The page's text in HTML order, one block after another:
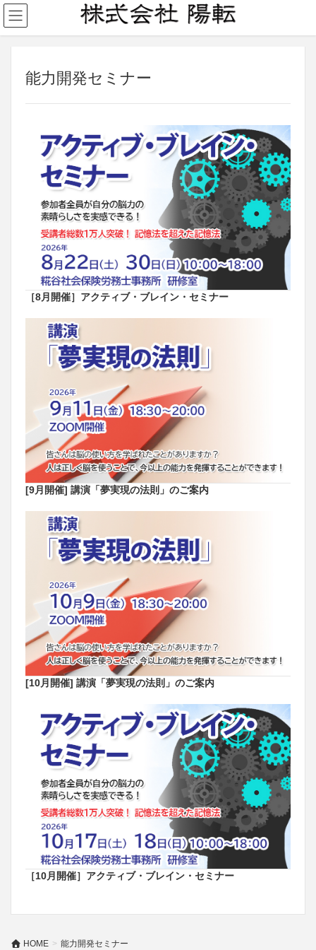
能力開発セミナー
［8月開催］アクティブ・ブレイン・セミナー
[9月開催] 講演「夢実現の法則」のご案内
[10月開催] 講演「夢実現の法則」のご案内
［10月開催］アクティブ・ブレイン・セミナー
HOME 能力開発セミナー